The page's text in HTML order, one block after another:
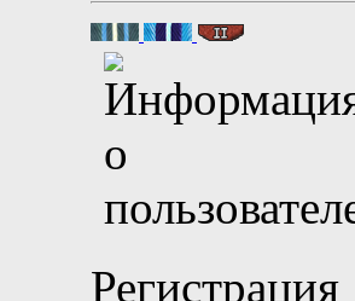
Регистрация